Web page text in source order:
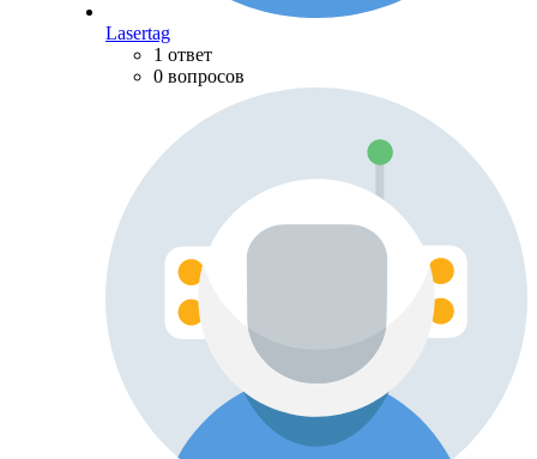
Lasertag
1 ответ
0 вопросов